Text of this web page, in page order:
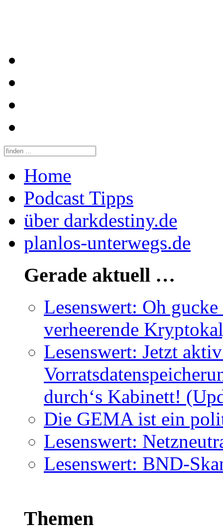
Home
Podcast Tipps
über darkdestiny.de
planlos-unterwegs.de
Gerade aktuell …
Lesenswert: Oh
verheerende
Lesenswert: Jetzt
durch‘s Kabinett!
Die GEMA ist ein
Lesenswert:
Lesenswert: BND-
Themen